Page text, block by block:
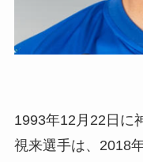
1993年12月22日に
視来選手は、2018